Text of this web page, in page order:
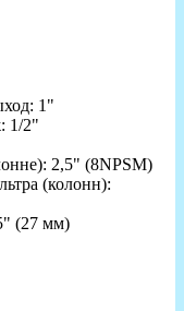
1"
1/2"
2,5" (8NPSM)
(колонн):
(27 мм)